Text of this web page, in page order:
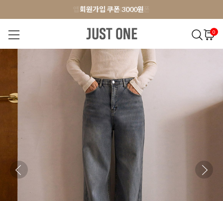
앱 다운로드 10% 할인쿠폰
회원가입 쿠폰 3000원
앱 다운로드 10% 할인쿠폰
0
오늘출발 MADE . J